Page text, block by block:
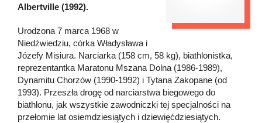
Albertville (1992).
Urodzona 7 marca 1968 w
Niedźwiedziu, córka Władysława i
Józefy Misiura. Narciarka (158 cm, 58 kg), biathlonistka,
reprezentantka Maratonu Mszana Dolna (1986-1989),
Dynamitu Chorzów (1990-1992) i Tytana Zakopane (od
1993). Przeszła drogę od narciarstwa biegowego do
biathlonu, jak wszystkie zawodniczki tej specjalności na
przełomie lat osiemdziesiątych i dziewięćdziesiątych.